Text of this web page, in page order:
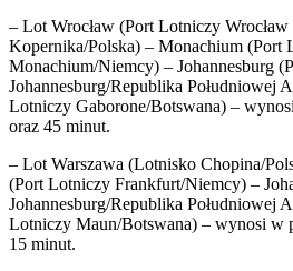
– Lot Wrocław (Port Lotniczy Wrocław
Kopernika/Polska) – Monachium (Port
Monachium/Niemcy) – Johannesburg
Johannesburg/Republika Południowej
Lotniczy Gaborone/Botswana) –
oraz 45 minut.
– Lot Warszawa (Lotnisko Chopina/
(Port Lotniczy Frankfurt/Niemcy) –
Johannesburg/Republika Południowej
Lotniczy Maun/Botswana) – wynosi w
15 minut.